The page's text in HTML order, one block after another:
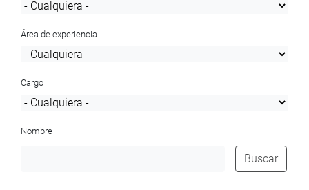
Área de experiencia
Cargo
Nombre
Buscar